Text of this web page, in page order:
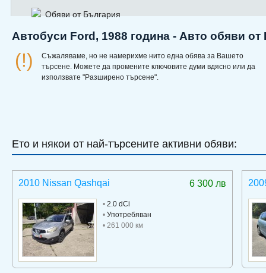
Обяви от България
Автобуси Ford, 1988 година - Авто обяви от
(!)
Съжаляваме, но не намерихме нито една обява за Вашето
търсене. Можете да промените ключовите думи вдясно или да
използвате "Разширено търсене".
Ето и някои от най-търсените активни обяви:
6 300 лв
2010 Nissan Qashqai
• 2.0 dCi
• Употребяван
• 261 000 км